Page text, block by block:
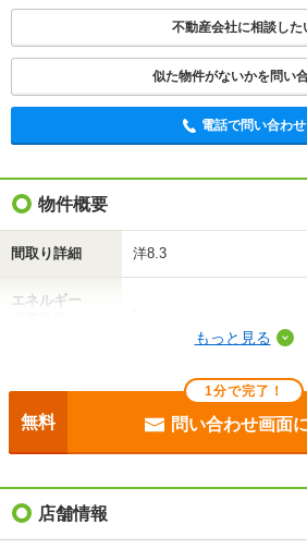
不動産会社に相談した
電話で問い合わせ
不動産会社に相談した
似た物件がないかを問い
電話で問い合わせ
物件概要
間取り詳細 洋8.3
エネルギー
目安光熱費
入居
もっと見る
1分で完了！
無料 問い合わせ画面
店舗情報